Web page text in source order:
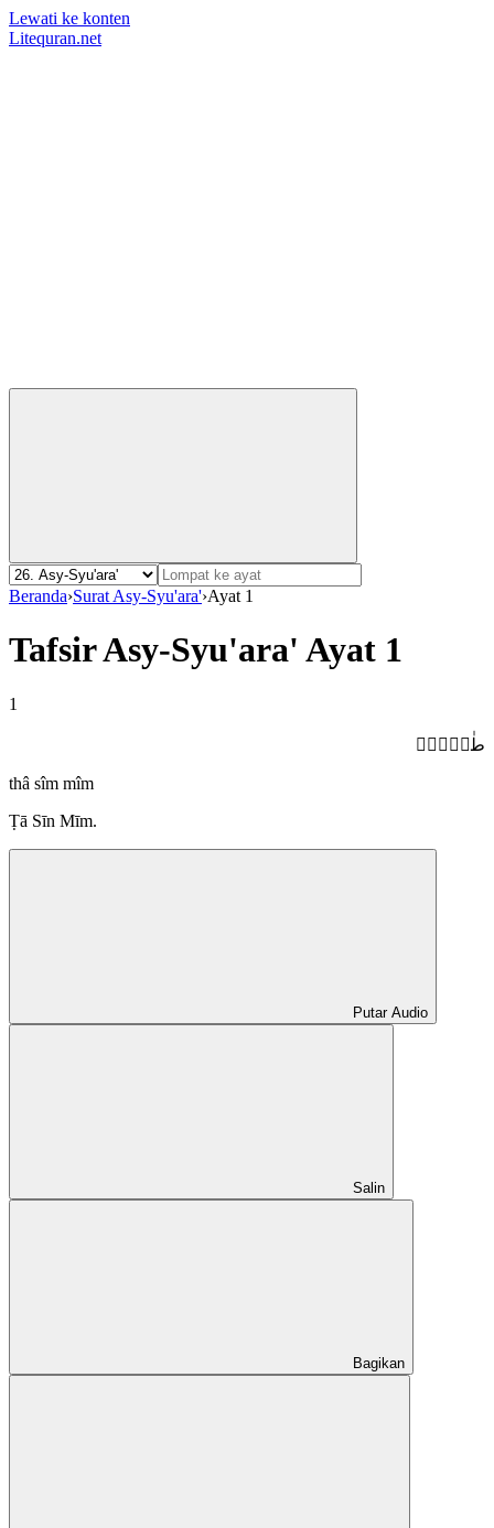
Lewati ke konten
Litequran.net
Beranda›Surat Asy-Syu'ara'›Ayat 1
Tafsir Asy-Syu'ara' Ayat 1
1
طٰسۤمّۤ
thâ sîm mîm
Ṭā Sīn Mīm.
Putar Audio
Salin
Bagikan